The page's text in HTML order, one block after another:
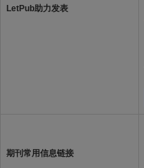
LetPub助力发表
期刊常用信息链接